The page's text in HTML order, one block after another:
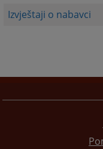
Izvještaji o nabavci